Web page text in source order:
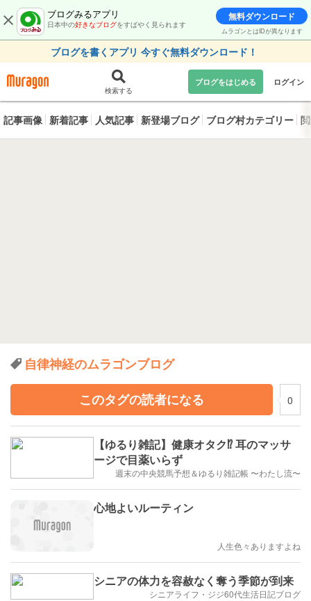
ブログみるアプリ
日本中の好きなブログをすばやく見られます
無料ダウンロード
ムラゴンとはIDが異なります
ブログを書くアプリ 今すぐ無料ダウンロード！
検索する
ブログをはじめる ログイン
記事画像 新着記事 人気記事 新登場ブログ ブログ村カテゴリー
自律神経のムラゴンブログ
このタグの読者になる
0
【ゆるり雑記】健康オタク⁉️ 耳のマッサ
ージで目薬いらず
週末の中央競馬予想＆ゆるり雑記帳 〜わたし流〜
心地よいルーティン
人生色々ありますよね
シニアの体力を容赦なく奪う季節が到来
シニアライフ・ジジ60代生活日記ブログ